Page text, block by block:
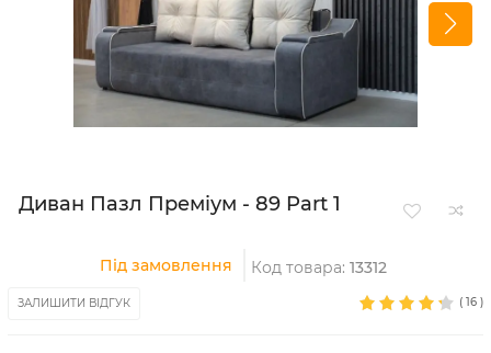
Диван Пазл Преміум - 89 Part 1
Під замовлення Код товара: 13312
ЗАЛИШИТИ ВІДГУК ( 16 )